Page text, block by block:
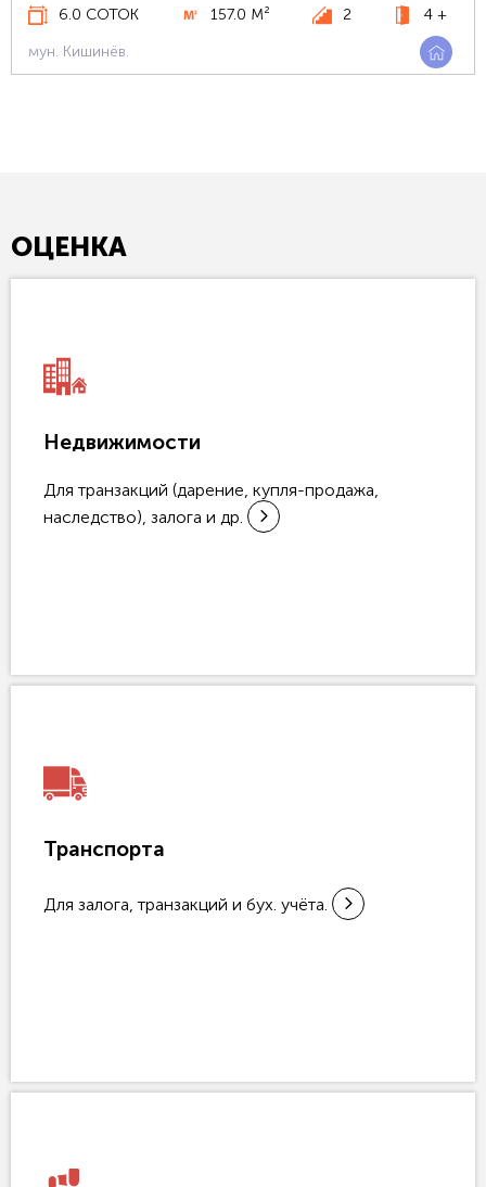
6.0 СОТОК 157.0 М² 2
4 +
мун. Кишинёв.
ОЦЕНКА
Недвижимости
Для транзакций (дарение, купля-продажа,
наследство), залога и др.
Транспорта
Для залога, транзакций и бух. учёта.